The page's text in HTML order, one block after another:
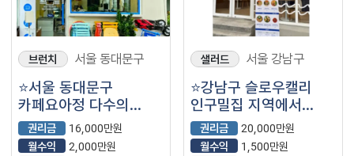
브런치 서울 동대문구
⭐서울 동대문구
카페요아정 다수의
대학교 인근에서 고매출
나오는 매장입니다.
권리금
16,000만원
월수익
2,000만원
샐러드 서울 강남구
⭐강남구 슬로우캘리
인구밀집 지역에서
월매출 6000만원
나오는 매장입니다.
권리금
20,000만원
월수익
1,500만원